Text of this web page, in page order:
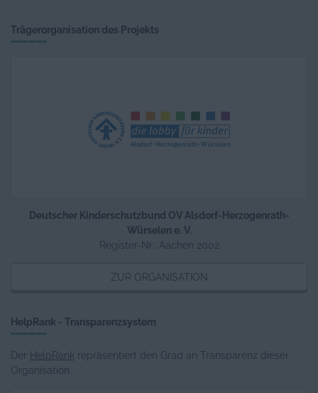
Quartier
Trägerorganisation des Projekts
Deutscher Kinderschutzbund OV Alsdorf-Herzogenrath-
Würselen e. V.
Register-Nr.: Aachen 2002
ZUR ORGANISATION
HelpRank - Transparenzsystem
Der HelpRank repräsentiert den Grad an Transparenz dieser
Organisation.